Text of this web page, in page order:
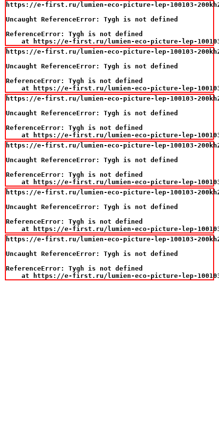
https://e-first.ru/lumien-eco-picture-lep-100103-
Uncaught ReferenceError: Tygh is not defined
ReferenceError: Tygh is not defined
at https://e-first.ru/lumien-eco-picture-lep-
https://e-first.ru/lumien-eco-picture-lep-100103-
Uncaught ReferenceError: Tygh is not defined
ReferenceError: Tygh is not defined
at https://e-first.ru/lumien-eco-picture-lep-
https://e-first.ru/lumien-eco-picture-lep-100103-
Uncaught ReferenceError: Tygh is not defined
ReferenceError: Tygh is not defined
at https://e-first.ru/lumien-eco-picture-lep-
https://e-first.ru/lumien-eco-picture-lep-100103-
Uncaught ReferenceError: Tygh is not defined
ReferenceError: Tygh is not defined
at https://e-first.ru/lumien-eco-picture-lep-
https://e-first.ru/lumien-eco-picture-lep-100103-
Uncaught ReferenceError: Tygh is not defined
ReferenceError: Tygh is not defined
at https://e-first.ru/lumien-eco-picture-lep-
https://e-first.ru/lumien-eco-picture-lep-100103-
Uncaught ReferenceError: Tygh is not defined
ReferenceError: Tygh is not defined
at https://e-first.ru/lumien-eco-picture-lep-